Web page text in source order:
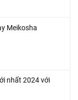
Meikosha
nhất 2024 với